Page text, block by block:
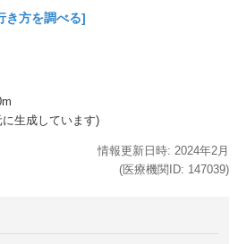
き方を調べる]
生成しています)
情報更新日時: 2024年2月
(医療機関ID: 147039)